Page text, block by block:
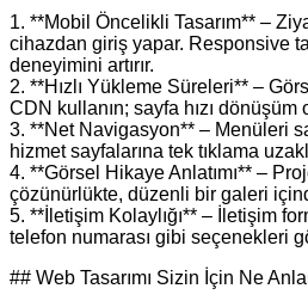
1. **Mobil Öncelikli Tasarım** –
cihazdan giriş yapar. Responsive
deneyimini artırır.
2. **Hızlı Yükleme Süreleri** –
CDN kullanın; sayfa hızı dönüşüm
3. **Net Navigasyon** – Menüleri
hizmet sayfalarına tek tıklama
4. **Görsel Hikaye Anlatımı** –
çözünürlükte, düzenli bir galeri
5. **İletişim Kolaylığı** – İletişim
telefon numarası gibi seçenekleri
## Web Tasarımı Sizin İçin Ne